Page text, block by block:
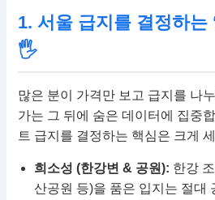
1. 서울 급지를 결정하는
🖐
많은 분이 가격만 보고 급지를 나
가는 그 뒤에 숨은 데이터에 집중
트 급지를 결정하는 핵심은 크게
희소성 (한강변 & 공원): 한강
산공원 등)을 품은 입지는 절대